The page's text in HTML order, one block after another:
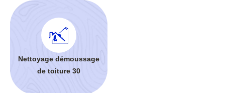
Nettoyage démoussage
de toiture 30